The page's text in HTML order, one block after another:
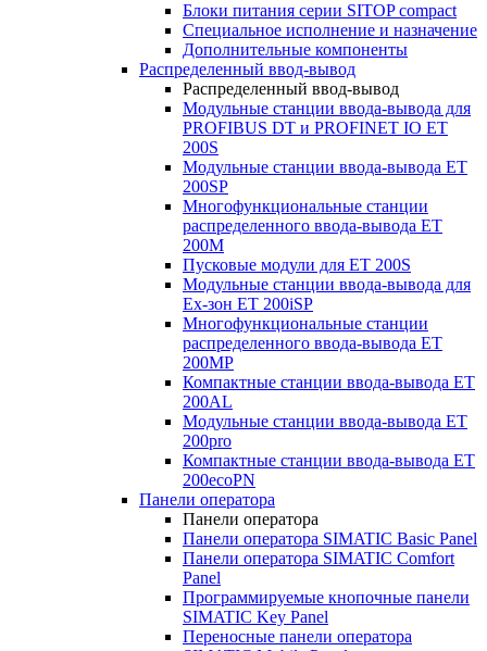
Блоки питания серии SITOP compact
Специальное исполнение и назначение
Дополнительные компоненты
Распределенный ввод-вывод
Распределенный ввод-вывод
Модульные станции ввода-вывода для
PROFIBUS DT и PROFINET IO ET
200S
Модульные станции ввода-вывода ET
200SP
Многофункциональные станции
распределенного ввода-вывода ET
200M
Пусковые модули для ET 200S
Модульные станции ввода-вывода для
Ex-зон ET 200iSP
Многофункциональные станции
распределенного ввода-вывода ET
200MP
Компактные станции ввода-вывода ET
200AL
Модульные станции ввода-вывода ET
200pro
Компактные станции ввода-вывода ET
200ecoPN
Панели оператора
Панели оператора
Панели оператора SIMATIC Basic Panel
Панели оператора SIMATIC Comfort
Panel
Программируемые кнопочные панели
SIMATIC Key Panel
Переносные панели оператора